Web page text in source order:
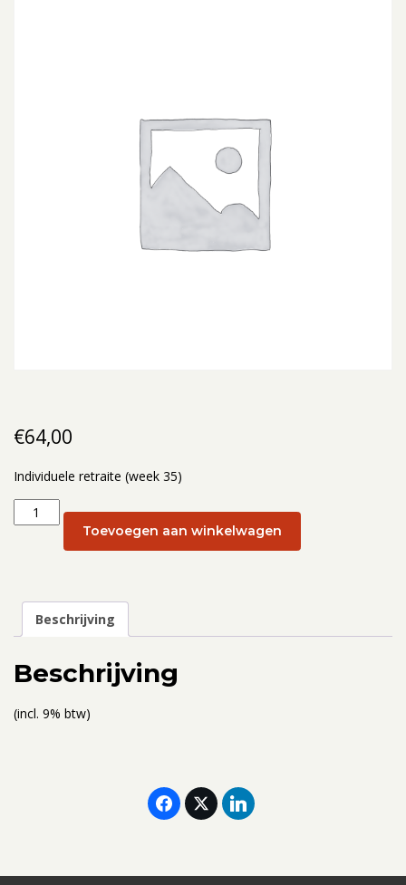
€64,00
Individuele retraite (week 35)
Individuele
retraite
september
aantal
Toevoegen aan winkelwagen
Beschrijving
Beschrijving
(incl. 9% btw)